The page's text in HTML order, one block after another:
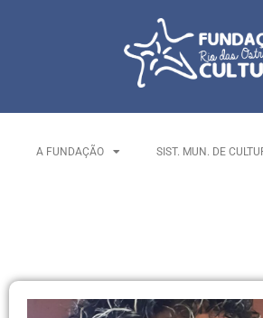
A FUNDAÇÃO SIST. MUN. DE